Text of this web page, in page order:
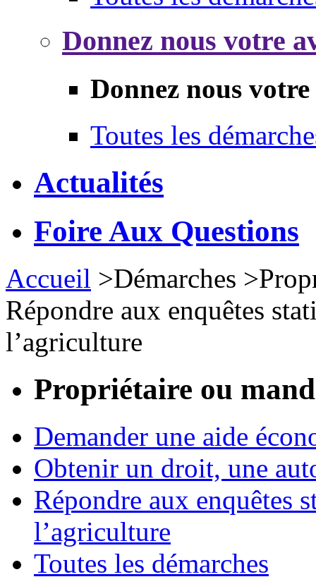
Donnez nous votre
Donnez nous
Toutes les
Actualités
Foire Aux Questions
Accueil >Démarches >
Répondre aux enquêtes
l’agriculture
Propriétaire ou
Demander une aide
Obtenir un droit, une
Répondre aux enquêtes
l’agriculture
Toutes les démarches